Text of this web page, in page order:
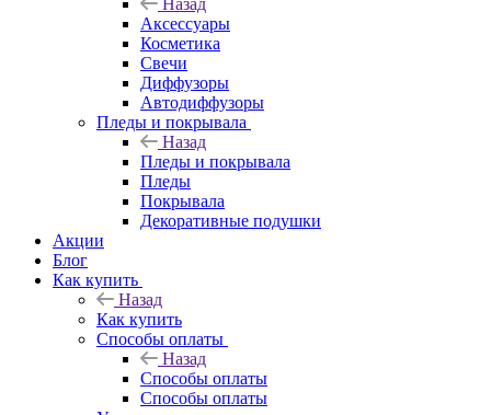
Назад
Аксессуары
Косметика
Свечи
Диффузоры
Автодиффузоры
Пледы и покрывала
Назад
Пледы и покрывала
Пледы
Покрывала
Декоративные подушки
Акции
Блог
Как купить
Назад
Как купить
Способы оплаты
Назад
Способы оплаты
Способы оплаты